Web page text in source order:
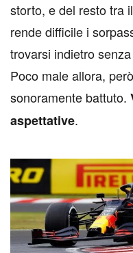
storto, e del resto tra
rende difficile i
trovarsi indietro
Poco male allora,
sonoramente battuto.
aspettative.